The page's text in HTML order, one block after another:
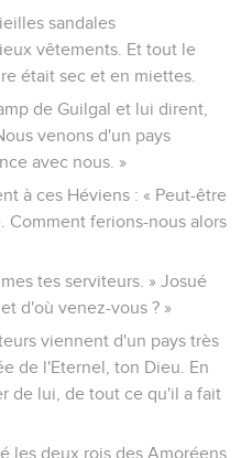
sandales
vêtements. Et tout le
était sec et en miettes.
de Guilgal et lui dirent,
venons d'un pays
avec nous. »
à ces Héviens : « Peut-être
Comment ferions-nous alors
tes serviteurs. » Josué
d'où venez-vous ? »
viennent d'un pays très
de l'Eternel, ton Dieu. En
de lui, de tout ce qu'il a fait
les deux rois des Amoréens